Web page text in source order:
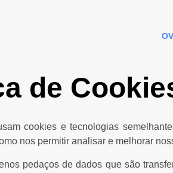
de
cookies e tecnologias
nos permitir analisar e melhorar
pedaços de dados que são